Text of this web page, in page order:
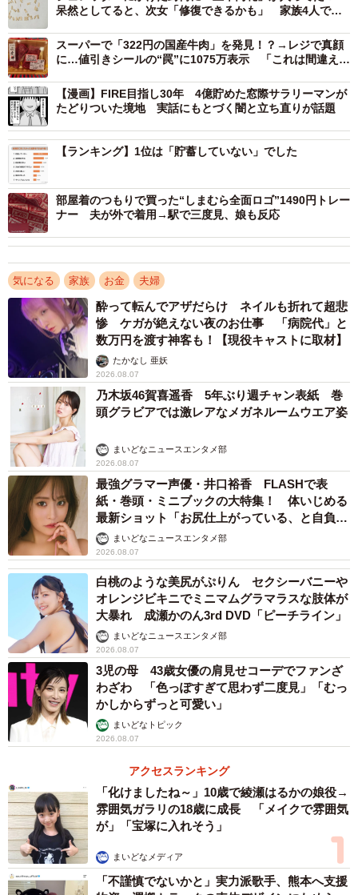
それぞれの回答には、以下のようなコメントが寄せられま
した。
【1位 貯蓄していない】
・稼いだ分を全部使ってしまう人で、貯金ができていなか
った（30代女性）
・私20代、夫30代後半で結婚しました。お互いに実家暮ら
しで、私はコツコツと貯金するタイプなので、夫には私以
上に貯金があるものと思っていました。しかし結婚後に貯
金はいくらあるのか聞いてみたところ、まさかの貯金ゼロ
でした（40代女性）
【2位 浪費癖がある】
・身なりだけ見るとミニマリストと思わせるほど服や外見
にお金をかけないので、まったくお金の心配をしていなか
った。しかし実は外見以外のことで散財する「隠れ浪費
家」だった（20代女性）
・すぐに車を買い替える浪費癖（30代女性）
【3位 娯楽費が多い】
・ソシャゲの課金に使うこと（30代男性）
・趣味関連の金銭感覚が違った（40代女性）
【4位 お金の管理ができない】
・配偶者は月の支出がどのくらいか把握できておらず、持
たせたら持たせただけ使ってしまい、何にお金を使ったか
すら把握していないことがありました。お金の使い方をし
っかりと確認しておくべきだと感じました（30代女性）
・独身時代は母親がすべて管理していたようで、お金の管
理が全然できませんでした（50代以上男性）
【5位 お金に厳しい】
・ついていけないほどの節約家（20代男性）
・1円単位で管理するなど、家計の管理が厳しすぎる（30代
・ケチすぎて「バスに乗らず歩け」「何かと買わずに作
れ」と言われます。金銭感覚を結婚前に知りたかったです
（50代以上女性）
【6位 借金があった】
・借金やローンがあった。具体的には、クレジットカード
呆然としてると、次女「修復できるかも」 家族4人で挑
スーパーで「322円の国産牛肉」を発見！？→レジで真顔
に…値引きシールの“罠”に1075万表示 「これは間違え
【漫画】FIRE目指し30年 4億貯めた窓際サラリーマンが
たどりついた境地 実話にもとづく闇と立ち直りが話題
【ランキング】1位は「貯蓄していない」でした
部屋着のつもりで買った“しまむら全面ロゴ”1490円トレー
ナー 夫が外で着用→駅で三度見、娘も反応
気になる 家族 お金 夫婦
酔って転んでアザだらけ ネイルも折れて超悲
惨 ケガが絶えない夜のお仕事 「病院代」と
数万円を渡す神客も！【現役キャストに取材】
たかなし 亜妖
2026.08.07
乃木坂46賀喜遥香 5年ぶり週チャン表紙 巻
頭グラビアでは激レアなメガネルームウエア姿
まいどなニュースエンタメ部
2026.08.07
最強グラマー声優・井口裕香 FLASHで表
紙・巻頭・ミニブックの大特集！ 体いじめる
最新ショット「お尻仕上がっている、と自負し
ています」「いくつになっても理想の身体でい
たい」
まいどなニュースエンタメ部
2026.08.07
白桃のような美尻がぷりん セクシーバニーや
オレンジビキニでミニマムグラマラスな肢体が
大暴れ 成瀬かのん3rd DVD「ピーチライン」
まいどなニュースエンタメ部
2026.08.07
3児の母 43歳女優の肩見せコーデでファンざ
わざわ 「色っぽすぎて思わず二度見」「むっ
かしからずっと可愛い」
まいどなトピック
2026.08.07
アクセスランキング
「化けましたね～」10歳で綾瀬はるかの娘役→
雰囲気ガラリの18歳に成長 「メイクで雰囲気
が」「宝塚に入れそう」
まいどなメディア
「不謹慎でないかと」実力派歌手、熊本へ支援